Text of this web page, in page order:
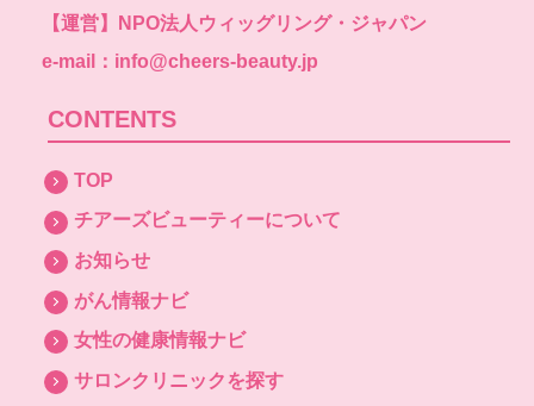
【運営】
NPO法人ウィッグリング・ジャパン
e-mail：info@cheers-beauty.jp
CONTENTS
TOP
チアーズビューティーについて
お知らせ
がん情報ナビ
女性の健康情報ナビ
サロンクリニックを探す